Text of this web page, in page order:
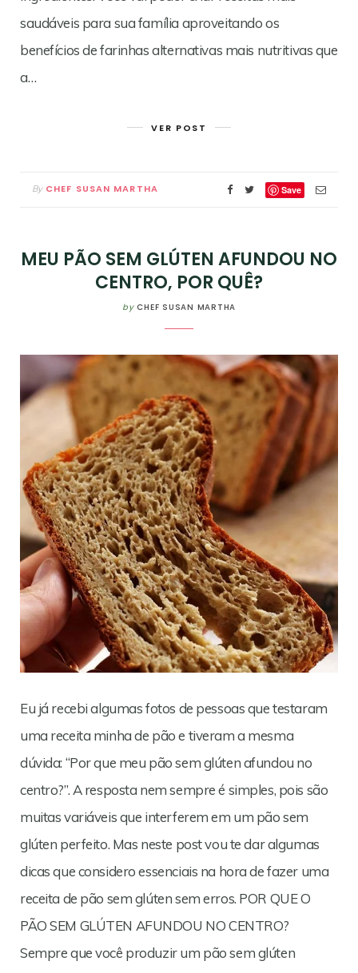
saudáveis para sua família aproveitando os
benefícios de farinhas alternativas mais nutritivas que
a…
VER POST
By CHEF SUSAN MARTHA Save
MEU PÃO SEM GLÚTEN AFUNDOU NO
CENTRO, POR QUÊ?
by CHEF SUSAN MARTHA
Eu já recebi algumas fotos de pessoas que testaram
uma receita minha de pão e tiveram a mesma
dúvida: “Por que meu pão sem glúten afundou no
centro?”. A resposta nem sempre é simples, pois são
muitas variáveis que interferem em um pão sem
glúten perfeito. Mas neste post vou te dar algumas
dicas que considero essenciais na hora de fazer uma
receita de pão sem glúten sem erros. POR QUE O
PÃO SEM GLÚTEN AFUNDOU NO CENTRO?
Sempre que você produzir um pão sem glúten